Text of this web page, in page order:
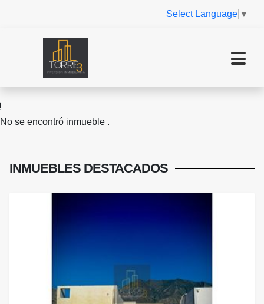
Select Language ▼
No se encontró inmueble .
INMUEBLES DESTACADOS